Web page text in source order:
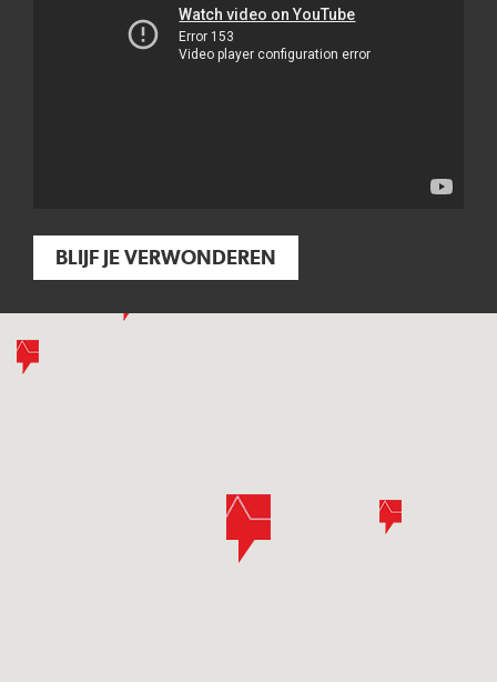
BLIJF JE VERWONDEREN